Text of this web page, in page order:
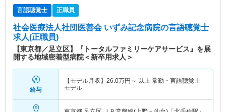
言語聴覚士 正職員
社会医療法人社団医善会 いずみ記念病院の言語聴覚士
求人(正職員)
【東京都／足立区】『トータルファミリーケアサービス』を展
開する地域密着型病院＜新卒用求人＞
給与
【モデル月収】 26.0万円～ 以上 常勤・言語聴覚士
モデル